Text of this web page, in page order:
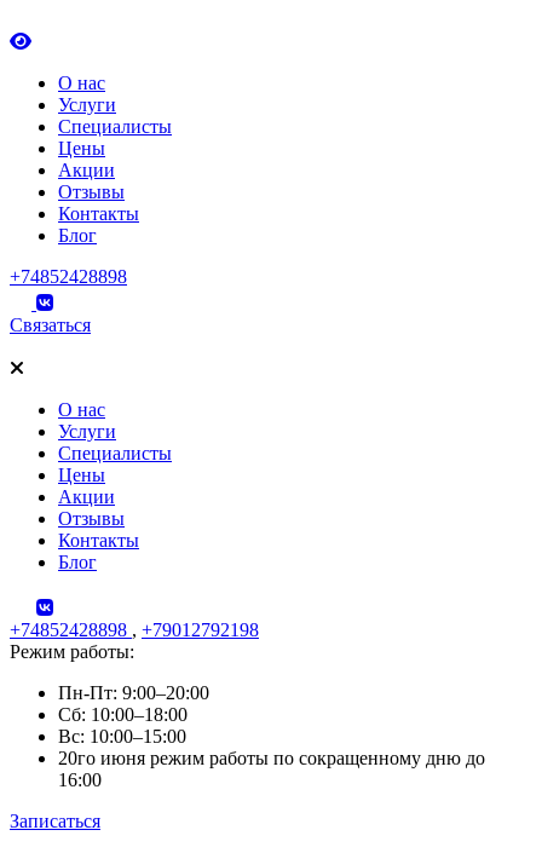
О нас
Услуги
Специалисты
Цены
Акции
Отзывы
Контакты
Блог
+74852428898
Связаться
О нас
Услуги
Специалисты
Цены
Акции
Отзывы
Контакты
Блог
+74852428898 , +79012792198
Режим работы:
Пн-Пт: 9:00–20:00
Сб: 10:00–18:00
Вс: 10:00–15:00
20го июня режим работы по сокращенному дню до
16:00
Записаться